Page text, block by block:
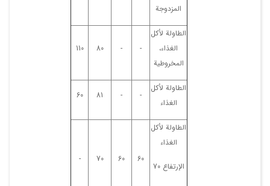
المزدوجة
الطاولة لأکل
الغذاء،
المخروطیة
-
-
80
110
الطاولة لأکل
الغذاء
-
-
81
60
الطاولة لأکل
الغذاء
الإرتفاع 70
60
60
70
-